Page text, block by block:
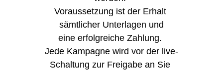
Voraussetzung ist der Erhalt
sämtlicher Unterlagen und
eine erfolgreiche Zahlung.
Jede Kampagne wird vor der live-
Schaltung zur Freigabe an Sie